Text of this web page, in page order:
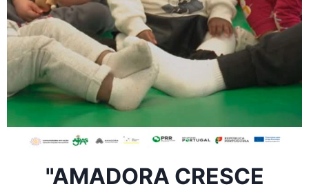
"AMADORA CRESCE